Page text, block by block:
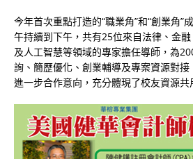
今年首次重點打造的“職業角”和“創業角”
午持續到下午，共有25位來自法律、金
及人工智慧等領域的專家擔任導師，為
詢、簡歷優化、創業輔導及專案資源對
進一步合作意向，充分體現了校友資源共